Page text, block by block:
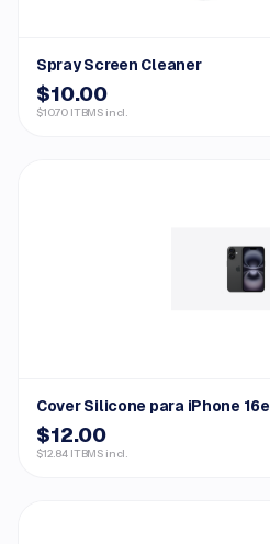
Spray Screen Cleaner
$10.00
$10.70 ITBMS incl.
Cover Silicone para iPhone 16e
$12.00
$12.84 ITBMS incl.